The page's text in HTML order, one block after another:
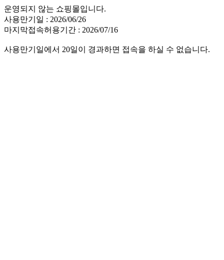
운영되지 않는 쇼핑몰입니다.
사용만기일 : 2026/06/26
마지막접속허용기간 : 2026/07/16
사용만기일에서 20일이 경과하면 접속을 하실 수 없습니다.